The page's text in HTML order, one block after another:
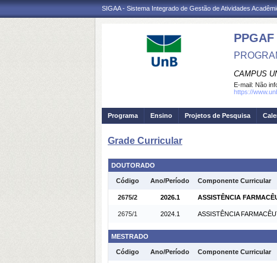
SIGAA - Sistema Integrado de Gestão de Atividades
PPGAF
CAMPUS
E-mail: Não
https://
Programa Ensino Projetos de Pesquisa
Grade Curricular
DOUTORADO
Código Ano/Período Componente Curricular
2675/2 2026.1 ASSISTÊNCIA
2675/1 2024.1 ASSISTÊNCIA
MESTRADO
Código Ano/Período Componente Curricular